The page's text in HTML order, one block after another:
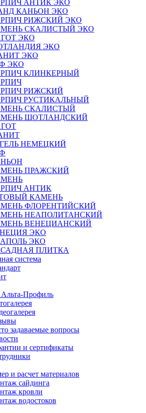
АНТИК ЭКО
КАНЬОН ЭКО
РИЖСКИЙ ЭКО
СКАЛИСТЫЙ ЭКО
ЭКО
ЭКО
ЭКО
ЭКО
КЛИНКЕРНЫЙ
РИЖСКИЙ
РУСТИКАЛЬНЫЙ
СКАЛИСТЫЙ
ШОТЛАНДСКИЙ
НЕМЕЦКИЙ
ПРАЖСКИЙ
АНТИК
КАМЕНЬ
ФЛОРЕНТИЙСКИЙ
НЕАПОЛИТАНСКИЙ
ВЕНЕЦИАНСКИЙ
ЭКО
ЭКО
ПЛИТКА
система
Профиль
задаваемые вопросы
и сертификаты
и расчет материалов
сайдинга
кровли
водостоков